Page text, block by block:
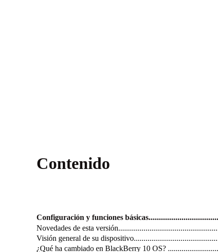
Contenido
Configuración y funciones
Novedades de esta
Visión general de su
¿Qué ha cambiado en BlackBerry 10 OS?